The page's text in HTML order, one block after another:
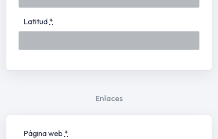
Latitud *
Enlaces
Página web *